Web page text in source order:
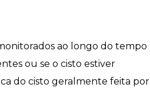
ao longo do tempo
ou se o cisto estiver
do cisto geralmente feita por